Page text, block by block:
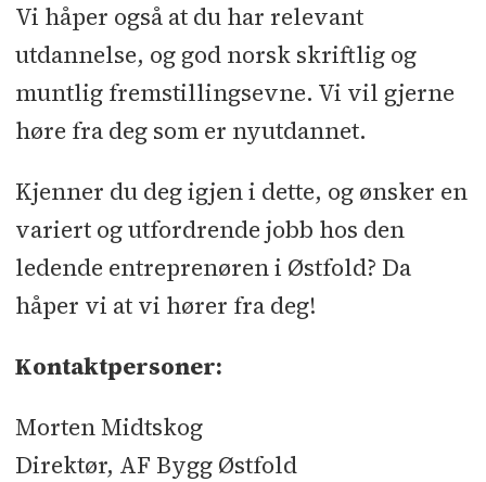
Vi håper også at du har relevant
utdannelse, og god norsk skriftlig og
muntlig fremstillingsevne. Vi vil gjerne
høre fra deg som er nyutdannet.
Kjenner du deg igjen i dette, og ønsker en
variert og utfordrende jobb hos den
ledende entreprenøren i Østfold? Da
håper vi at vi hører fra deg!
Kontaktpersoner:
Morten Midtskog
Direktør, AF Bygg Østfold